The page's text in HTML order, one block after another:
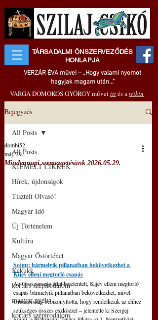
TÁRSADALMI ÖNSZERVEZŐDÉS
HONLAPJA
VERZÁR ÉVA művei – „Hogy valami nyomot
hagyjak magam után..."
VARGA DOMOKOS GYÖRGY művei ittés awikin
Bejegyzés
All Posts
KIEMELT CIKKEK
Hírek, újdonságok
Tisztelt Olvasó!
Magyar Idő
Új Történelem
Kultúra
Magyar Őstörténet
Kakukk
kortárs szépirodalom
magyar nyelv
kortárs szépirodalom
All Posts
Mindennapi szemezgetésünk 2026.05.29.
dombi52
máj. 29.
Sojgu: bármelyik pillanatban bekövetkezhet a
Kijev elleni megtorló csapás
Az Oroszország által bejelentett, Kijev elleni megtorló
csapás bármelyik pillanatban bekövetkezhet, mivel
Oroszország bebizonyította, hogy rendelkezik az ehhez
szükséges összes eszközzel – jelentette ki Szergej